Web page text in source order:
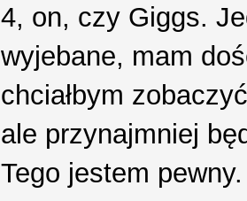
4, on, czy Giggs.
wyjebane, mam
chciałbym
ale przynajmniej
Tego jestem pewny.